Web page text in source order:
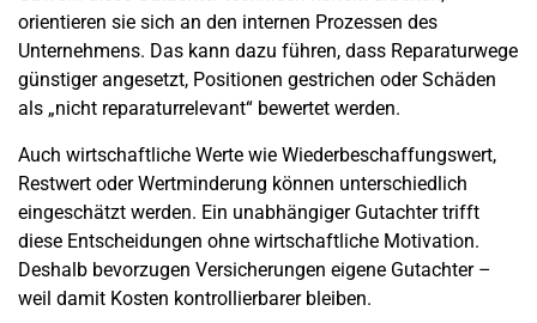
orientieren sie sich an den internen Prozessen des
Unternehmens. Das kann dazu führen, dass Reparaturwege
günstiger angesetzt, Positionen gestrichen oder Schäden
als „nicht reparaturrelevant“ bewertet werden.
Auch wirtschaftliche Werte wie Wiederbeschaffungswert,
Restwert oder Wertminderung können unterschiedlich
eingeschätzt werden. Ein unabhängiger Gutachter trifft
diese Entscheidungen ohne wirtschaftliche Motivation.
Deshalb bevorzugen Versicherungen eigene Gutachter –
weil damit Kosten kontrollierbarer bleiben.